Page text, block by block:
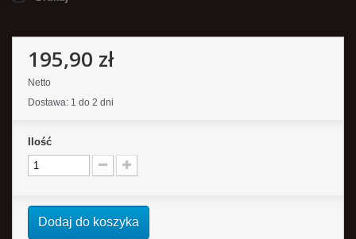
195,90 zł
Netto
Dostawa: 1 do 2 dni
Ilość
Dodaj do koszyka